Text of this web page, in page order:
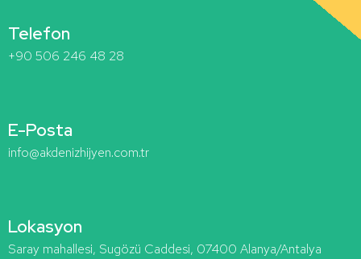
Telefon
+90 506 246 48 28
E-Posta
info@akdenizhijyen.com.tr
Lokasyon
Saray mahallesi, Sugözü Caddesi, 07400 Alanya/Antalya